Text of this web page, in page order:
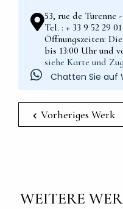
53, rue de Turenne
Tel. : + 33 9 52 29
Öffnungszeiten:
bis 13:00 Uhr und
siehe Karte und
Chatten Sie auf
Vorheriges Werk
WEITERE